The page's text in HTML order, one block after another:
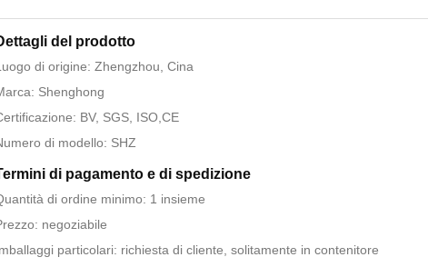
del prodotto
di origine: Zhengzhou, Cina
Shenghong
BV, SGS, ISO,CE
di modello: SHZ
di pagamento e di spedizione
di ordine minimo: 1 insieme
negoziabile
particolari: richiesta di cliente, solitamente in contenitore